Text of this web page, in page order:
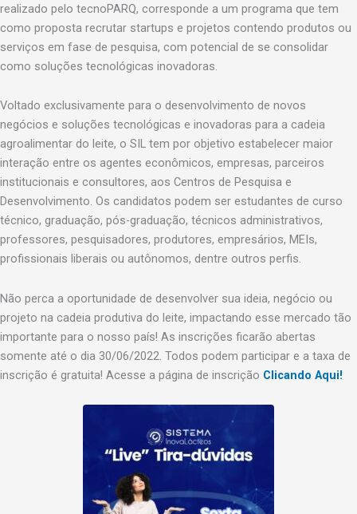
realizado pelo tecnoPARQ, corresponde a um programa que tem
como proposta recrutar startups e projetos contendo produtos ou
serviços em fase de pesquisa, com potencial de se consolidar
como soluções tecnológicas inovadoras.
Voltado exclusivamente para o desenvolvimento de novos
negócios e soluções tecnológicas e inovadoras para a cadeia
agroalimentar do leite, o SIL tem por objetivo estabelecer maior
interação entre os agentes econômicos, empresas, parceiros
institucionais e consultores, aos Centros de Pesquisa e
Desenvolvimento. Os candidatos podem ser estudantes de curso
técnico, graduação, pós-graduação, técnicos administrativos,
professores, pesquisadores, produtores, empresários, MEIs,
profissionais liberais ou autônomos, dentre outros perfis.
Não perca a oportunidade de desenvolver sua ideia, negócio ou
projeto na cadeia produtiva do leite, impactando esse mercado tão
importante para o nosso país! As inscrições ficarão abertas
somente até o dia 30/06/2022. Todos podem participar e a taxa de
inscrição é gratuita! Acesse a página de inscrição Clicando Aqui!